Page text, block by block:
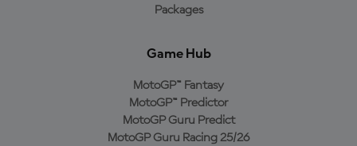
Packages
Game Hub
MotoGP™ Fantasy
MotoGP™ Predictor
MotoGP Guru Predict
MotoGP Guru Racing 25/26